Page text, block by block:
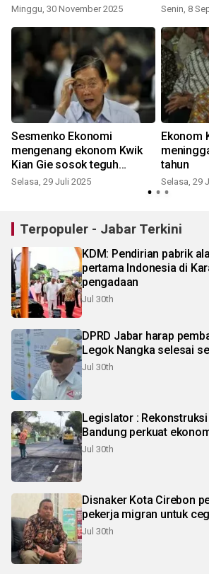
Minggu, 30 November 2025 Senin, 8
Sesmenko Ekonomi
mengenang ekonom Kwik
Kian Gie sosok teguh
wujudkan kemakmuran
Selasa, 29 Juli 2025
Ekonom
tahun
Selasa, 29
Terpopuler - Jabar Terkini
KDM: Pendirian pabrik
pertama Indonesia di
pengadaan
Jul 30th
DPRD Jabar harap
Legok Nangka selesai
Jul 30th
Legislator : Rekonstruksi Jalan Soreang-
Bandung perkuat
Jul 30th
Disnaker Kota Cirebon
pekerja migran untuk
Jul 30th